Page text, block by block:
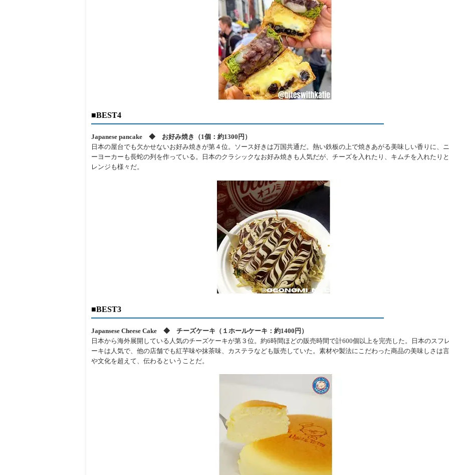
■BEST4
Japanese pancake ◆ お好み焼き（1個：約1300円）
日本の屋台でも欠かせないお好み焼きが第４位。ソース好きは万国共通だ。熱い鉄板の上で焼きあがる美味しい香りに、
ーヨーカーも長蛇の列を作っている。日本のクラシックなお好み焼きも人気だが、チーズを入れたり、キムチを入れたり
レンジも様々だ。
■BEST3
Japansese Cheese Cake ◆ チーズケーキ（１ホールケーキ：約1400円）
日本から海外展開している人気のチーズケーキが第３位。約6時間ほどの販売時間で計600個以上を完売した。日本のスフ
ーキは人気で、他の店舗でも紅芋味や抹茶味、カステラなども販売していた。素材や製法にこだわった商品の美味しさは
や文化を超えて、伝わるということだ。